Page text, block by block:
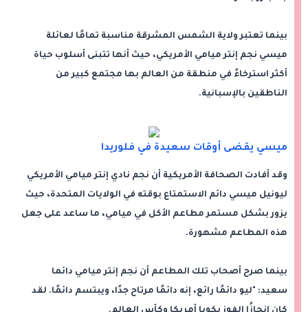
بينما تعتبر ولاية الشمس المشرقة مناسبة تمامًا لعائلة
ميسي نجم إنتر ميامي الأمريكي، حيث أنها تتبنى أسلوب حياة
أكثر استرخاءً في منطقة من العالم بها مجتمع كبير من
الناطقين بالإسبانية.
ميسي يقضى أوقات سعيدة في فلوريدا
وقد أفادت الصحافة الأمريكية أن نجم نادي إنتر ميامي الأمريكي
ليونيل ميسي دائم الاستمتاع بوقته في الولايات المتحدة، حيث
يزور بشكل مستمر مطاعم الأكل في ميامي، ما ساعد على جعل
هذه المطاعم مشهورة.
بينما صرح أصحاب تلك المطاعم أن نجم إنتر ميامي دائما
سعيد: "ليو دائمًا رائع، إنه دائمًا مرتاح جدًا، ويبتسم دائمًا. لقد